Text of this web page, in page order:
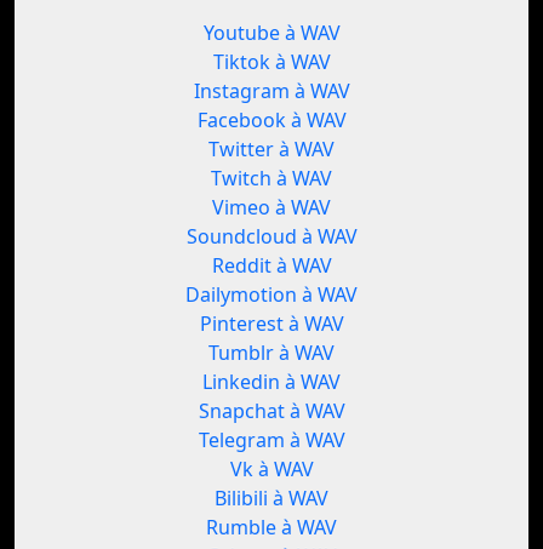
Youtube à WAV
Tiktok à WAV
Instagram à WAV
Facebook à WAV
Twitter à WAV
Twitch à WAV
Vimeo à WAV
Soundcloud à WAV
Reddit à WAV
Dailymotion à WAV
Pinterest à WAV
Tumblr à WAV
Linkedin à WAV
Snapchat à WAV
Telegram à WAV
Vk à WAV
Bilibili à WAV
Rumble à WAV